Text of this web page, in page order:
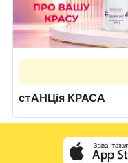
стАНЦія КРАСА